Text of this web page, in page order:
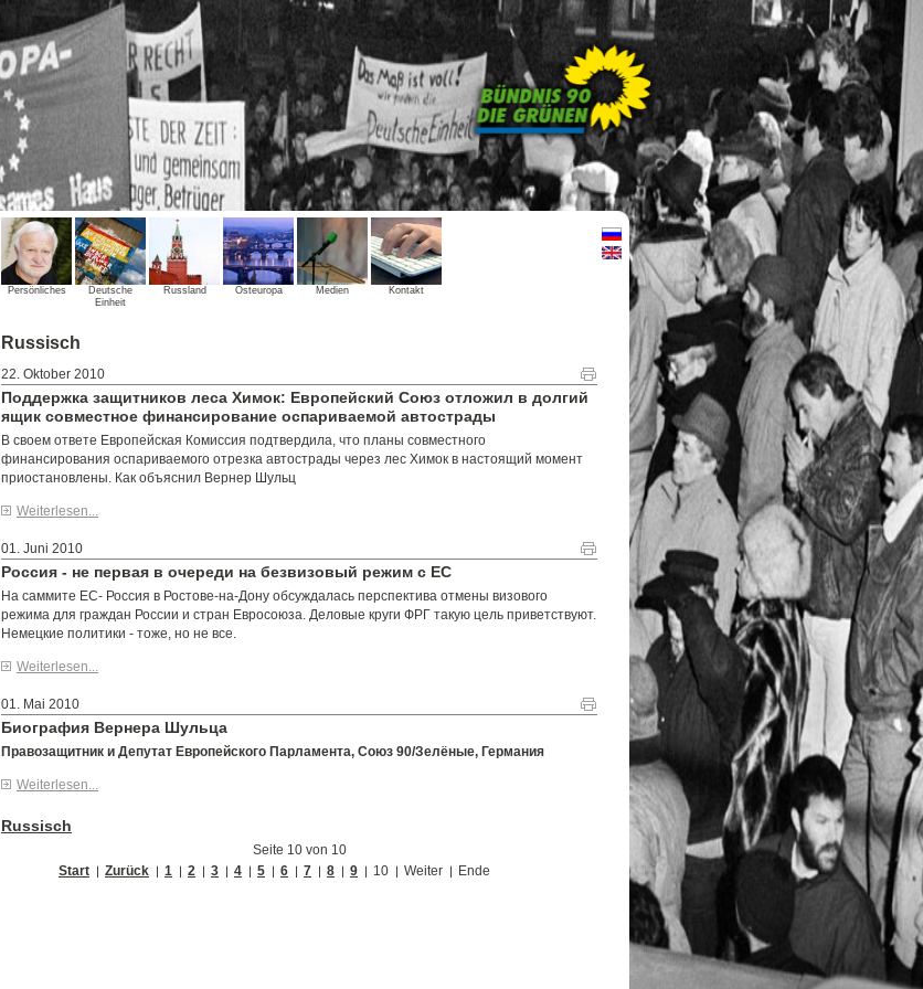
Russisch
22. Oktober 2010
Пoддержка защитников леса Химок: Европейский Союз отложил в долгий
ящик совместное финансирование оспариваемoй автострады
В своем ответе Европейская Комиссия подтвердила, что планы совместного
финансирования оспариваемого отрезка автострады через лес Химок в настоящий момент
приостановлены. Как объяснил Вернер Шульц
Weiterlesen...
01. Juni 2010
Россия - не первая в очереди на безвизовый режим с ЕС
На саммите ЕС- Россия в Ростове-на-Дону обсуждалась перспектива отмены визового
режима для граждан России и стран Евросоюза. Деловые круги ФРГ такую цель приветствуют.
Немецкие политики - тоже, но не все.
Weiterlesen...
01. Mai 2010
Биография Вернера Шульца
Правозащитник и Депутат Европейского Парламента, Союз 90/Зелёные, Германия
Weiterlesen...
Russisch
Seite 10 von 10
Start
Zurück 1 2 3 4 5 6 7 8 9 10 Weiter Ende
Persönliches
Deutsche
Einheit
Russland Osteuropa Medien Kontakt